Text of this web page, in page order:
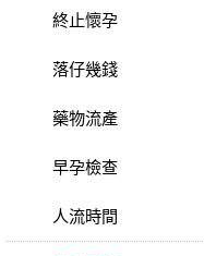
終止懷孕
落仔幾錢
藥物流產
早孕檢查
人流時間